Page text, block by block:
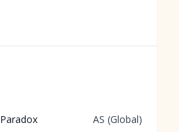
Paradox AS (Global)